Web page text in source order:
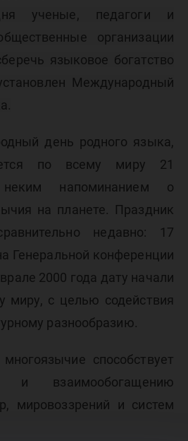
ученые, педагоги и
организации
языковое богатство
Международный
день родного языка,
по всему миру 21
напоминанием о
на планете. Праздник
недавно: 17
Генеральной конференции
2000 года дату начали
миру, с целью содействия
разнообразию.
способствует
и взаимообогащению
мировоззрений и систем